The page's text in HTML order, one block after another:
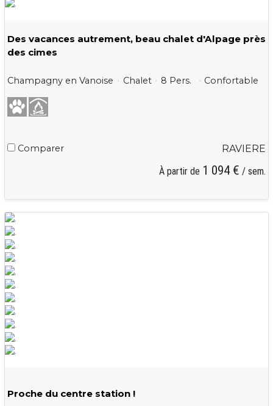
Des vacances autrement, beau chalet d'Alpage près
des cimes
Champagny en Vanoise Chalet 8 Pers. Confortable
Comparer
RAVIERE
À partir de 1 094 € / sem.
Proche du centre station !